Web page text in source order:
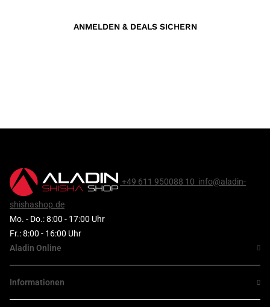
ANMELDEN & DEALS SICHERN
+49 611 950088 10 info@aladin-
shishashop.de
Mo. - Do.: 8:00 - 17:00 Uhr
Fr.: 8:00 - 16:00 Uhr
Aladin Online
Informationen